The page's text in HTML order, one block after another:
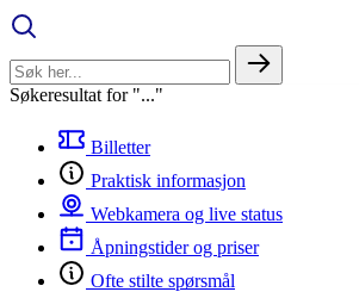
Søkeresultat for "..."
Billetter
Praktisk informasjon
Webkamera og live status
Åpningstider og priser
Ofte stilte spørsmål